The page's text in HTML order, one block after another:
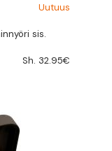
Uutuus
sis.
Sh. 32.95€